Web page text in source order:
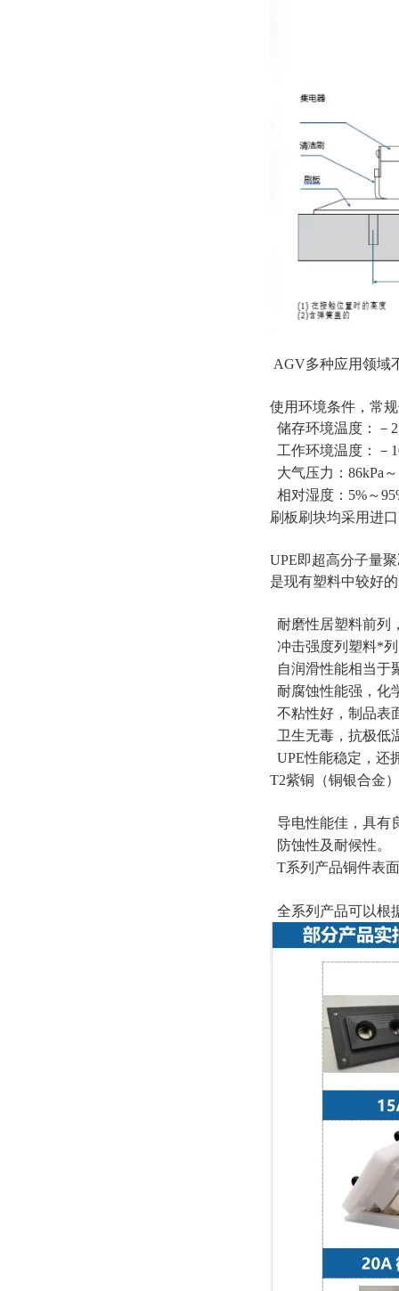
AGV多种应用领域
使用环境条件，常
储存环境温度：
工作环境温度：
大气压力：86kPa
相对湿度：5%～
刷板刷块均采用进
UPE即超高分子量
是现有塑料中较好
耐磨性居塑料前列
冲击强度列塑料*
自润滑性能相当于
耐腐蚀性能强，化
不粘性好，制品表
卫生无毒，抗极低
UPE性能稳定，还
T2紫铜（铜银合金
导电性能佳，具有
防蚀性及耐候性。
T系列产品铜件表
全系列产品可以根